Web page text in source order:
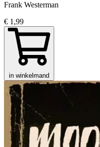
Frank Westerman
€ 1,99
in winkelmand